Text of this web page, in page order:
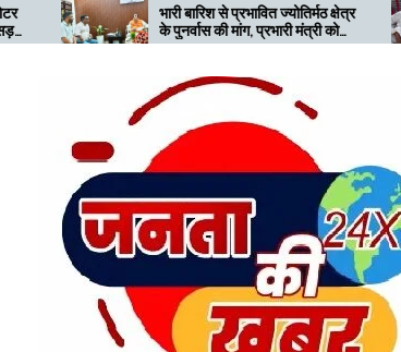
भारी बारिश से प्रभावित ज्योतिर्मठ क्षेत्र
के पुनर्वास की मांग, प्रभारी मंत्री को
सौंपा ज्ञापन